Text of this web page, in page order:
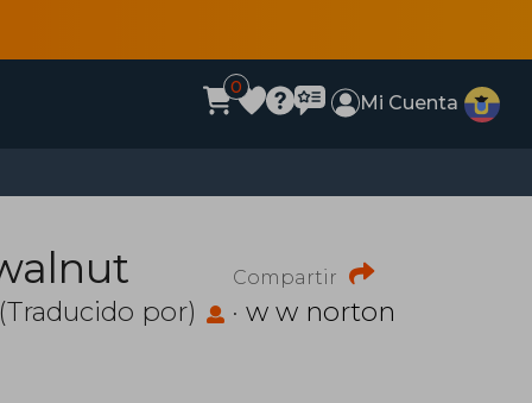
0
Mi Cuenta
Compartir
(Traducido por) · w w norton